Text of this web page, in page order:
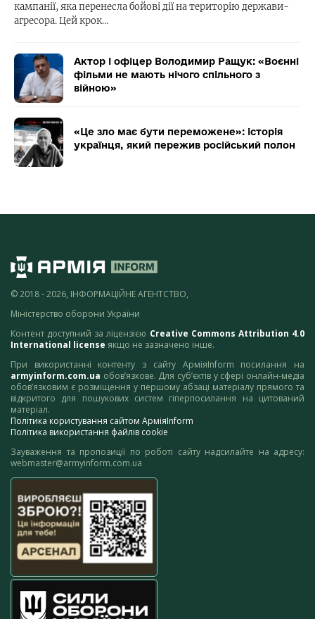
кампанії, яка перенесла бойові дії на територію держави-
агресора. Цей крок…
Актор і офіцер Володимир Ращук: «Воєнні
фільми не мають нічого спільного з
війною»
«Це зло має бути переможене»: історія
українця, який пережив російський полон
© 2018 - 2026, ІНФОРМАЦІЙНЕ АГЕНТСТВО,
Міністерство оборони України
Контент доступний за ліцензією Creative Commons Attribution 4.0
International license якщо не зазначено інше.
При використанні контенту з сайту АрміяInform посилання на
armyinform.com.ua обов’язкове. Для суб’єктів у сфері онлайн-медіа
обов’язковим є розміщення у першому абзаці матеріалу прямого та
відкритого для пошукових систем гіперпосилання на цитований
матеріал.
Політика користування сайтом АрміяInform
Політика використання файлів cookie
Зауваження та пропозиції по роботі сайту надсилайте на адресу:
webmaster@armyinform.com.ua